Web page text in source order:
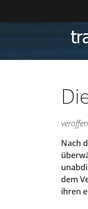
Nach
dem
ihren